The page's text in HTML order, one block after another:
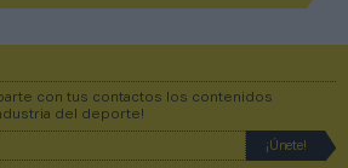
con tus contactos los contenidos
del deporte!